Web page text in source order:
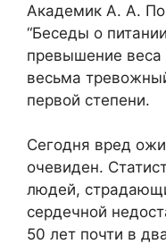
Академик А. А.
“Беседы о
превышение веса
весьма
первой степени.
Сегодня вред
очевиден.
людей,
сердечной
50 лет почти в